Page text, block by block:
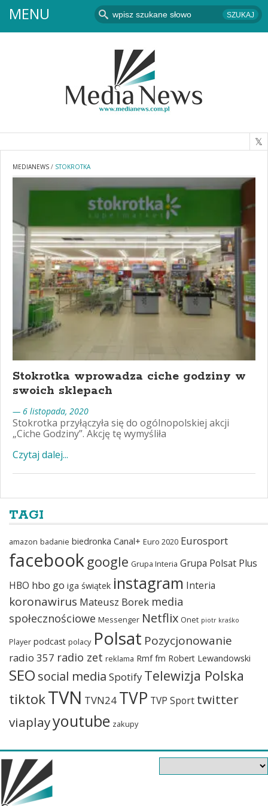
MENU
MEDIANEWS / STOKROTKA
Stokrotka wprowadza ciche godziny w
swoich sklepach
— 6 listopada, 2020
Stokrotka przyłączyła się do ogólnopolskiej akcji
„Ciche Godziny”. Akcję tę wymyśliła
Czytaj dalej...
TAGI
amazon badanie biedronka Canal+ Euro 2020 Eurosport
facebook google Grupa Interia Grupa Polsat Plus
HBO hbo go iga świątek instagram Interia
koronawirus Mateusz Borek media
społecznościowe Messenger Netflix Onet piotr kraśko
Player podcast polacy Polsat Pozycjonowanie
radio 357 radio zet reklama Rmf fm Robert Lewandowski
SEO social media Spotify Telewizja Polska
tiktokTVN TVN24 TVP TVP Sport twitter
viaplayyoutube zakupy